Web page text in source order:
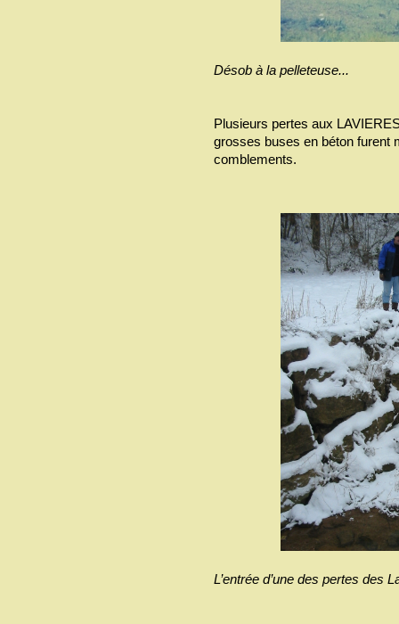
Désob à la pelleteuse...
Plusieurs pertes aux
grosses buses en béton furent
comblements.
L’entrée d’une des pertes des